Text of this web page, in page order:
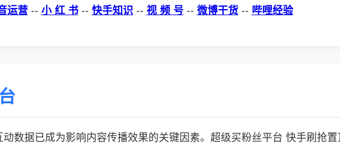
运营-- 小 红 书-- 快手知识 -- 视 频 号-- 微博干货-- 哔哩经验
数据已成为影响内容传播效果的关键因素。超级买粉丝平台 快手刷抢